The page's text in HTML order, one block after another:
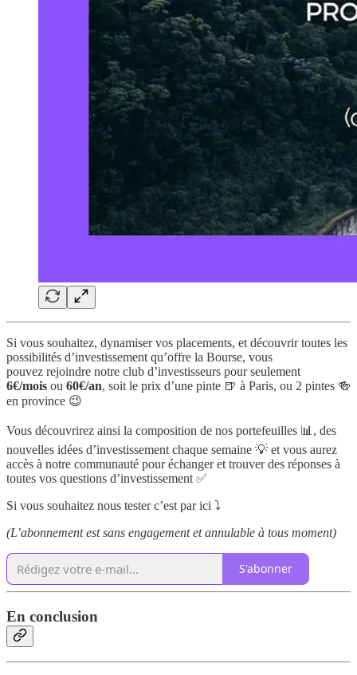
Si vous souhaitez, dynamiser vos placements, et découvrir toutes les
possibilités d’investissement qu’offre la Bourse, vous
pouvez rejoindre notre club d’investisseurs pour seulement
6€/mois ou 60€/an, soit le prix d’une pinte 🍺 à Paris, ou 2 pintes 🍻
en province 😉
Vous découvrirez ainsi la composition de nos portefeuilles 📊, des
nouvelles idées d’investissement chaque semaine 💡 et vous aurez
accès à notre communauté pour échanger et trouver des réponses à
toutes vos questions d’investissement ✅
Si vous souhaitez nous tester c’est par ici ⤵️
(L’abonnement est sans engagement et annulable à tous moment)
S'abonner
En conclusion